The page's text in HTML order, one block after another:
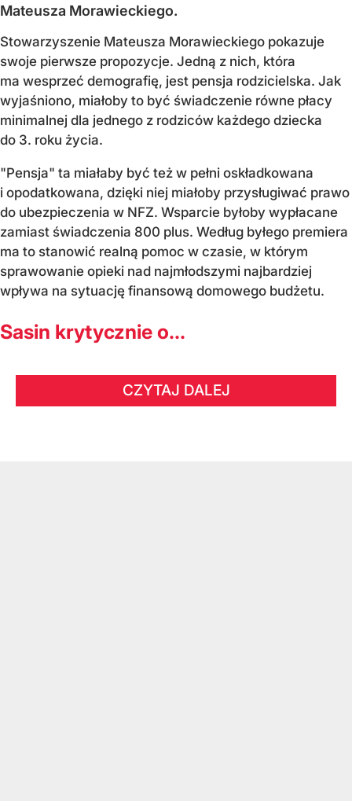
Mateusza Morawieckiego.
Stowarzyszenie Mateusza Morawieckiego pokazuje
swoje pierwsze propozycje. Jedną z nich, która
ma wesprzeć demografię, jest pensja rodzicielska. Jak
wyjaśniono, miałoby to być świadczenie równe płacy
minimalnej dla jednego z rodziców każdego dziecka
do 3. roku życia.
"Pensja" ta miałaby być też w pełni oskładkowana
i opodatkowana, dzięki niej miałoby przysługiwać prawo
do ubezpieczenia w NFZ. Wsparcie byłoby wypłacane
zamiast świadczenia 800 plus. Według byłego premiera
ma to stanowić realną pomoc w czasie, w którym
sprawowanie opieki nad najmłodszymi najbardziej
wpływa na sytuację finansową domowego budżetu.
Sasin krytycznie o...
CZYTAJ DALEJ